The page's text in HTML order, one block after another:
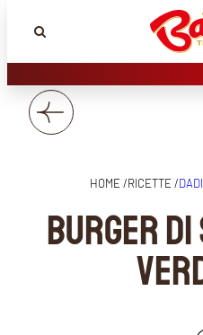
HOME /RICETTE /
Burger di